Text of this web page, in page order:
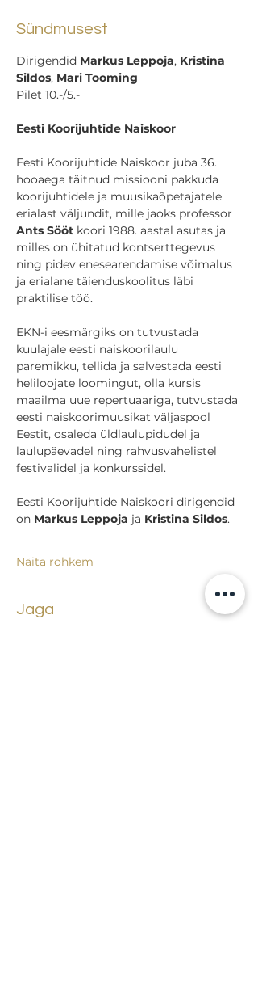
Sündmusest
Dirigendid Markus Leppoja, Kristina
Sildos, Mari Tooming
Pilet 10.-/5.-
Eesti Koorijuhtide Naiskoor
Eesti Koorijuhtide Naiskoor juba 36.
hooaega täitnud missiooni pakkuda
koorijuhtidele ja muusikaõpetajatele
erialast väljundit, mille jaoks professor
Ants Sööt koori 1988. aastal asutas ja
milles on ühitatud kontserttegevus
ning pidev enesearendamise võimalus
ja erialane täienduskoolitus läbi
praktilise töö.
EKN-i eesmärgiks on tutvustada
kuulajale eesti naiskoorilaulu
paremikku, tellida ja salvestada eesti
heliloojate loomingut, olla kursis
maailma uue repertuaariga, tutvustada
eesti naiskoorimuusikat väljaspool
Eestit, osaleda üldlaulupidudel ja
laulupäevadel ning rahvusvahelistel
festivalidel ja konkurssidel.
Eesti Koorijuhtide Naiskoori dirigendid
on Markus Leppoja ja Kristina Sildos.
Näita rohkem
Jaga